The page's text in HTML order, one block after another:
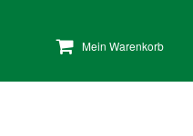
Mein Warenkorb